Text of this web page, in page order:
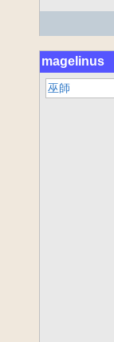
magelinus
巫師